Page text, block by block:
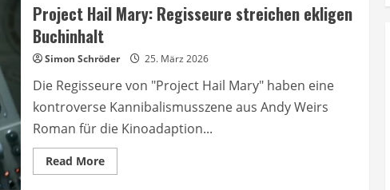
Project Hail Mary: Regisseure streichen ekligen
Buchinhalt
Simon Schröder 25. März 2026
Die Regisseure von "Project Hail Mary" haben eine
kontroverse Kannibalismusszene aus Andy Weirs
Roman für die Kinoadaption...
Read MoreRead
more